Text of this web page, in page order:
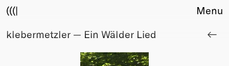
(((|
About
Menu
klebermetzler — Ein Wälder Lied